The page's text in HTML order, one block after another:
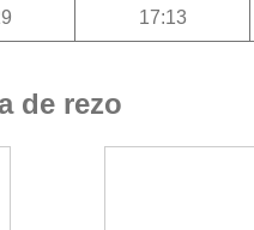
17:13
de rezo